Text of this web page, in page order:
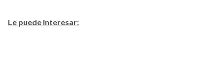
Le puede interesar: